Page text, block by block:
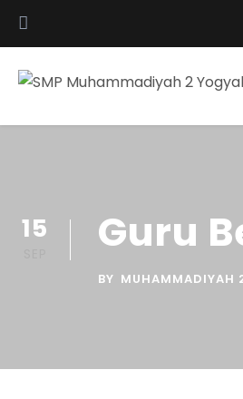
15 Guru
BY MUHAMMADIYAH